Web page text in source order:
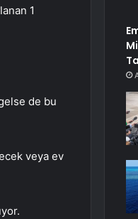
1
de bu
veya ev